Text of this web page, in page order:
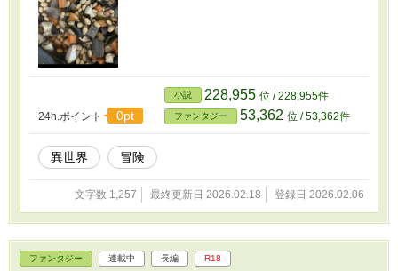
24h.ポイント 0pt
小説 228,955 位 / 228,955件
ファンタジー 53,362 位 / 53,362件
異世界 冒険
文字数 1,257 最終更新日 2026.02.18 登録日 2026.02.06
ファンタジー 連載中 長編 R18